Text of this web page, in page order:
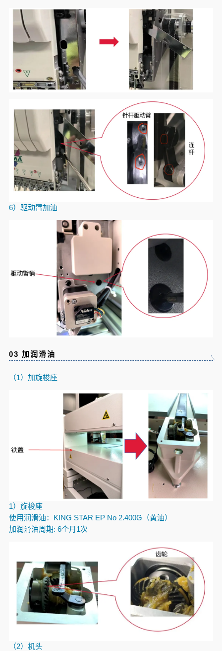
6）驱动臂加油
03 加润滑油
（1）加旋梭座
1）旋梭座
使用润滑油： KING STAR EP No 2.400G （黄油）
加润滑油周期: 6个月 1次
（2）机头